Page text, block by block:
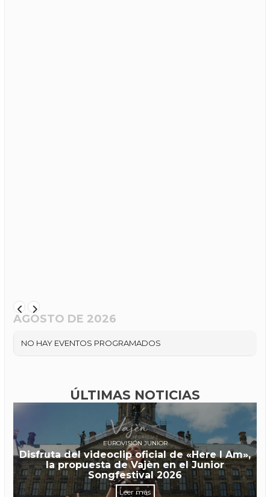
AGOSTO DE 2026
NO HAY EVENTOS PROGRAMADOS
ÚLTIMAS NOTICIAS
EUROVISIÓN JUNIOR
Disfruta del videoclip oficial de «Here I Am»,
la propuesta de Vajèn en el Junior
Songfestival 2026
Leer más